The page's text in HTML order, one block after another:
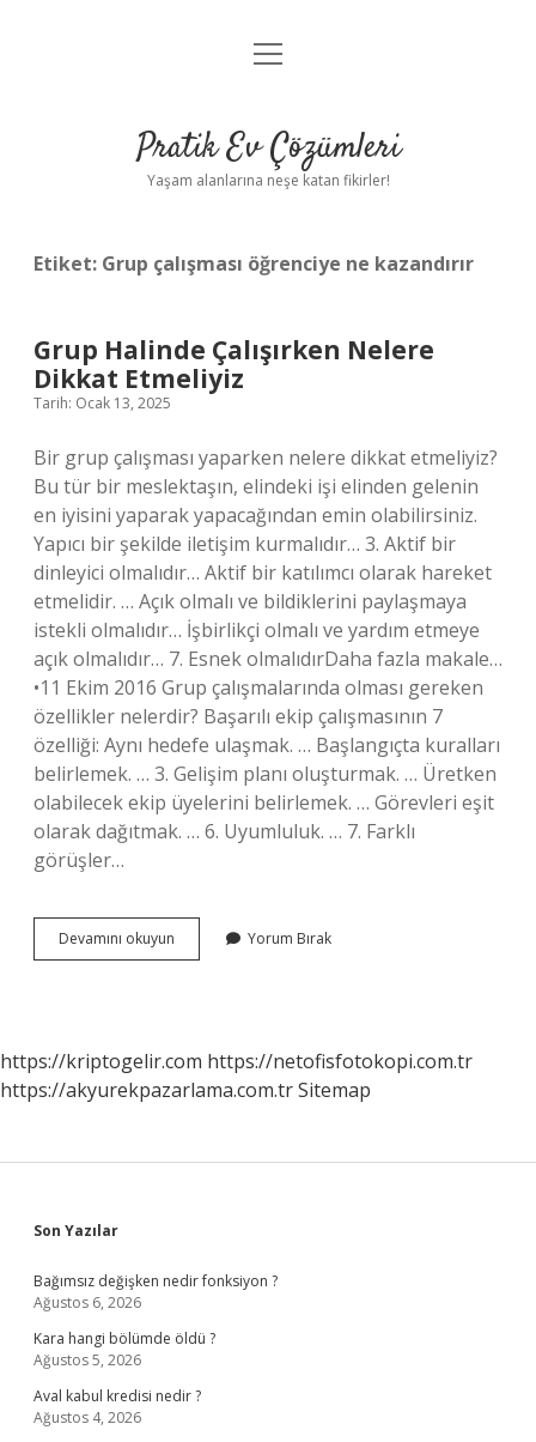
Anasayfa
Yasal Uyarı
menüyü
Pratik Ev Çözümleri
Yaşam alanlarına neşe katan fikirler!
Etiket: Grup çalışması öğrenciye ne kazandırır
Grup Halinde Çalışırken Nelere
Dikkat Etmeliyiz
Tarih: Ocak 13, 2025
Bir grup çalışması yaparken nelere dikkat etmeliyiz?
Bu tür bir meslektaşın, elindeki işi elinden gelenin
en iyisini yaparak yapacağından emin olabilirsiniz.
Yapıcı bir şekilde iletişim kurmalıdır… 3. Aktif bir
dinleyici olmalıdır… Aktif bir katılımcı olarak hareket
etmelidir. … Açık olmalı ve bildiklerini paylaşmaya
istekli olmalıdır… İşbirlikçi olmalı ve yardım etmeye
açık olmalıdır… 7. Esnek olmalıdırDaha fazla makale…
•11 Ekim 2016 Grup çalışmalarında olması gereken
özellikler nelerdir? Başarılı ekip çalışmasının 7
özelliği: Aynı hedefe ulaşmak. … Başlangıçta kuralları
belirlemek. … 3. Gelişim planı oluşturmak. … Üretken
olabilecek ekip üyelerini belirlemek. … Görevleri eşit
olarak dağıtmak. … 6. Uyumluluk. … 7. Farklı
görüşler…
Devamını okuyun
Halinde
Yorum Bırak
https://kriptogelir.com https://netofisfotokopi.com.tr
https://akyurekpazarlama.com.trSitemap
Sidebar
Son Yazılar
Bağımsız değişken nedir fonksiyon ?
Ağustos 6, 2026
Kara hangi bölümde öldü ?
Ağustos 5, 2026
Aval kabul kredisi nedir ?
Ağustos 4, 2026